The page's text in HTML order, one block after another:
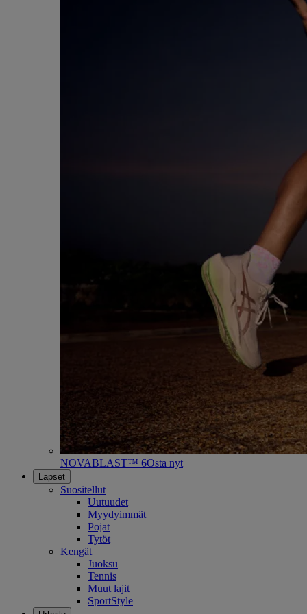
NOVABLAST™ 6Osta nyt
Lapset
Suositellut
Uutuudet
Myydyimmät
Pojat
Tytöt
Kengät
Juoksu
Tennis
Muut lajit
SportStyle